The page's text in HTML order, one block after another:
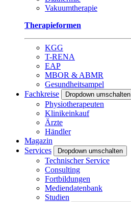
Vakuumtherapie
Therapieformen
KGG
T-RENA
EAP
MBOR & ABMR
Gesundheitsampel
Fachkreise
Dropdown umschalten
Physiotherapeuten
Klinikeinkauf
Ärzte
Händler
Magazin
Services
Dropdown umschalten
Technischer Service
Consulting
Fortbildungen
Mediendatenbank
Studien